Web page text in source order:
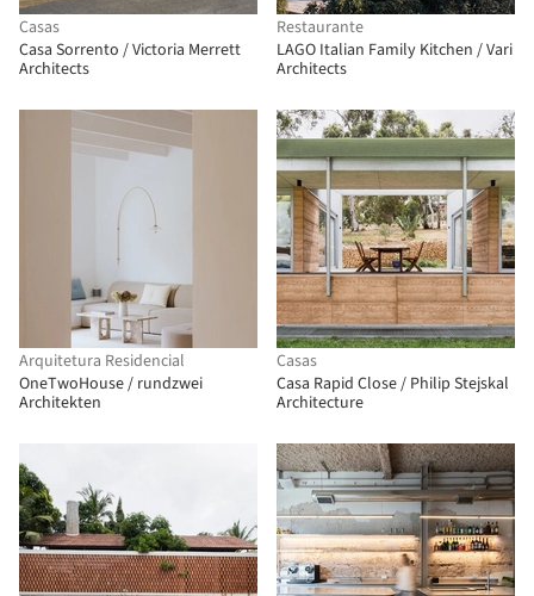
Casas
Casa Sorrento / Victoria Merrett
Architects
Restaurante
LAGO Italian Family Kitchen / Vari
Architects
Arquitetura Residencial
OneTwoHouse / rundzwei
Architekten
Casas
Casa Rapid Close / Philip Stejskal
Architecture